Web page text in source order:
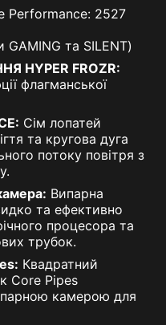
Performance: 2527
та SILENT)
FROZR:
флагманської
Сім лопатей
та кругова дуга
потоку повітря з
Випарна
та ефективно
процесора та
трубок.
Квадратний
Core Pipes
камерою для